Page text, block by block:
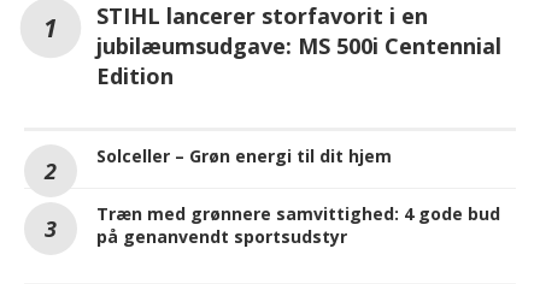
STIHL lancerer storfavorit i en
jubilæumsudgave: MS 500i Centennial
Edition
Solceller – Grøn energi til dit hjem
Træn med grønnere samvittighed: 4 gode bud
på genanvendt sportsudstyr